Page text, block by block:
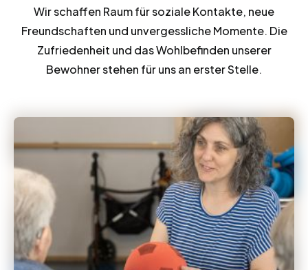
Wir schaffen Raum für soziale Kontakte, neue
Freundschaften und unvergessliche Momente. Die
Zufriedenheit und das Wohlbefinden unserer
Bewohner stehen für uns an erster Stelle.